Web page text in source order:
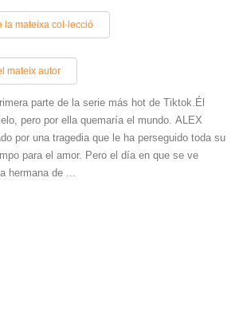
la mateixa col·lecció
mateix autor
parte de la serie más hot de Tiktok.Él
pero por ella quemaría el mundo. ALEX
por una tragedia que le ha perseguido toda su
para el amor. Pero el día en que se ve
hermana de ...